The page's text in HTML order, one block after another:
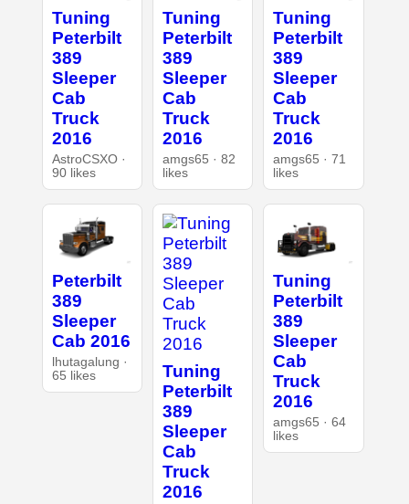
Tuning
Peterbilt
389
Sleeper
Cab
Truck
2016
AstroCSXO ·
90 likes
Tuning
Peterbilt
389
Sleeper
Cab
Truck
2016
amgs65 · 82
likes
Tuning
Peterbilt
389
Sleeper
Cab
Truck
2016
amgs65 · 71
likes
Peterbilt
389
Sleeper
Cab 2016
lhutagalung ·
65 likes
Tuning
Peterbilt
389
Sleeper
Cab
Truck
2016
Tuning
Peterbilt
389
Sleeper
Cab
Truck
2016
amgs65 · 64
likes